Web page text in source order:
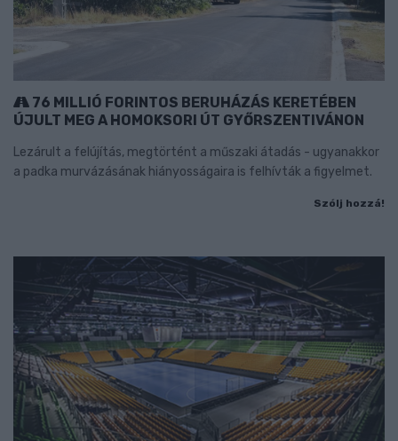
76 MILLIÓ FORINTOS BERUHÁZÁS KERETÉBEN
ÚJULT MEG A HOMOKSORI ÚT GYŐRSZENTIVÁNON
Lezárult a felújítás, megtörtént a műszaki átadás - ugyanakkor
a padka murvázásának hiányosságaira is felhívták a figyelmet.
Szólj hozzá!